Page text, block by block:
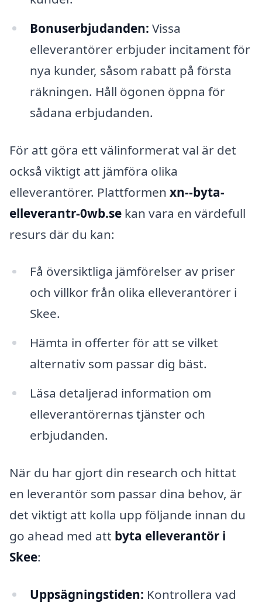
Bonuserbjudanden: Vissa
elleverantörer erbjuder incitament för
nya kunder, såsom rabatt på första
räkningen. Håll ögonen öppna för
sådana erbjudanden.
För att göra ett välinformerat val är det
också viktigt att jämföra olika
elleverantörer. Plattformen xn--byta-
elleverantr-0wb.se kan vara en värdefull
resurs där du kan:
Få översiktliga jämförelser av priser
och villkor från olika elleverantörer i
Skee.
Hämta in offerter för att se vilket
alternativ som passar dig bäst.
Läsa detaljerad information om
elleverantörernas tjänster och
erbjudanden.
När du har gjort din research och hittat
en leverantör som passar dina behov, är
det viktigt att kolla upp följande innan du
go ahead med att byta elleverantör i
Skee:
Uppsägningstiden: Kontrollera vad